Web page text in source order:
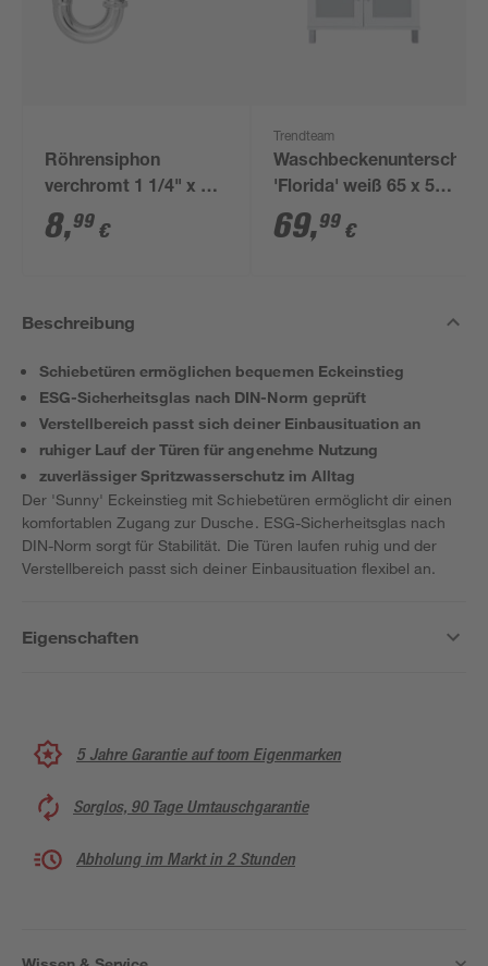
Röhrensiphon
verchromt 1 1/4" x 32
mm
8,99 €
Trendteam
'Florida' weiß 65 x 56
x 33 cm
69,99 €
Beschreibung
Schiebetüren ermöglichen bequemen Eckeinstieg
ESG-Sicherheitsglas nach DIN-Norm geprüft
Verstellbereich passt sich deiner Einbausituation an
ruhiger Lauf der Türen für angenehme Nutzung
zuverlässiger Spritzwasserschutz im Alltag
Der 'Sunny' Eckeinstieg mit Schiebetüren ermöglicht dir einen
komfortablen Zugang zur Dusche. ESG-Sicherheitsglas nach
DIN-Norm sorgt für Stabilität. Die Türen laufen ruhig und der
Verstellbereich passt sich deiner Einbausituation flexibel an.
Eigenschaften
5 Jahre Garantie auf toom Eigenmarken
Sorglos, 90 Tage Umtauschgarantie
Abholung im Markt in 2 Stunden